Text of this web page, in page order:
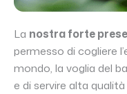
La nostra forte
permesso di cogliere
mondo, la voglia del
e di servire alta